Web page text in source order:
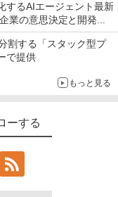
するAIエージェント最新
業の意思決定と開発を
割する「スタック型プ
で提供
もっと見る
ーする